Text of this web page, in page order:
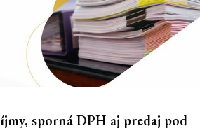
sporná DPH aj predaj pod